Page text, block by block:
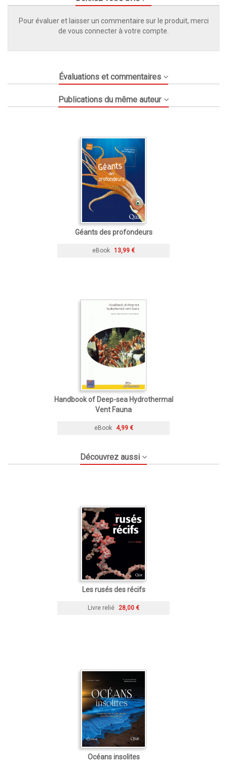
Pour évaluer et laisser un commentaire sur le produit, merci
de vous connecter à votre compte.
Évaluations et commentaires
Publications du même auteur
Géants des profondeurs
eBook 13,99 €
Handbook of Deep-sea Hydrothermal
Vent Fauna
eBook 4,99 €
Découvrez aussi
Les rusés des récifs
Livre relié 28,00 €
Océans insolites